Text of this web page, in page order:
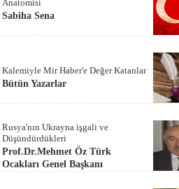
Anatomisi
Sabiha Sena
Kalemiyle Mir Haber'e Değer Katanlar
Bütün Yazarlar
Rusya'nın Ukrayna işgali ve
Düşündürdükleri
Prof.Dr.Mehmet Öz Türk
Ocakları Genel Başkanı